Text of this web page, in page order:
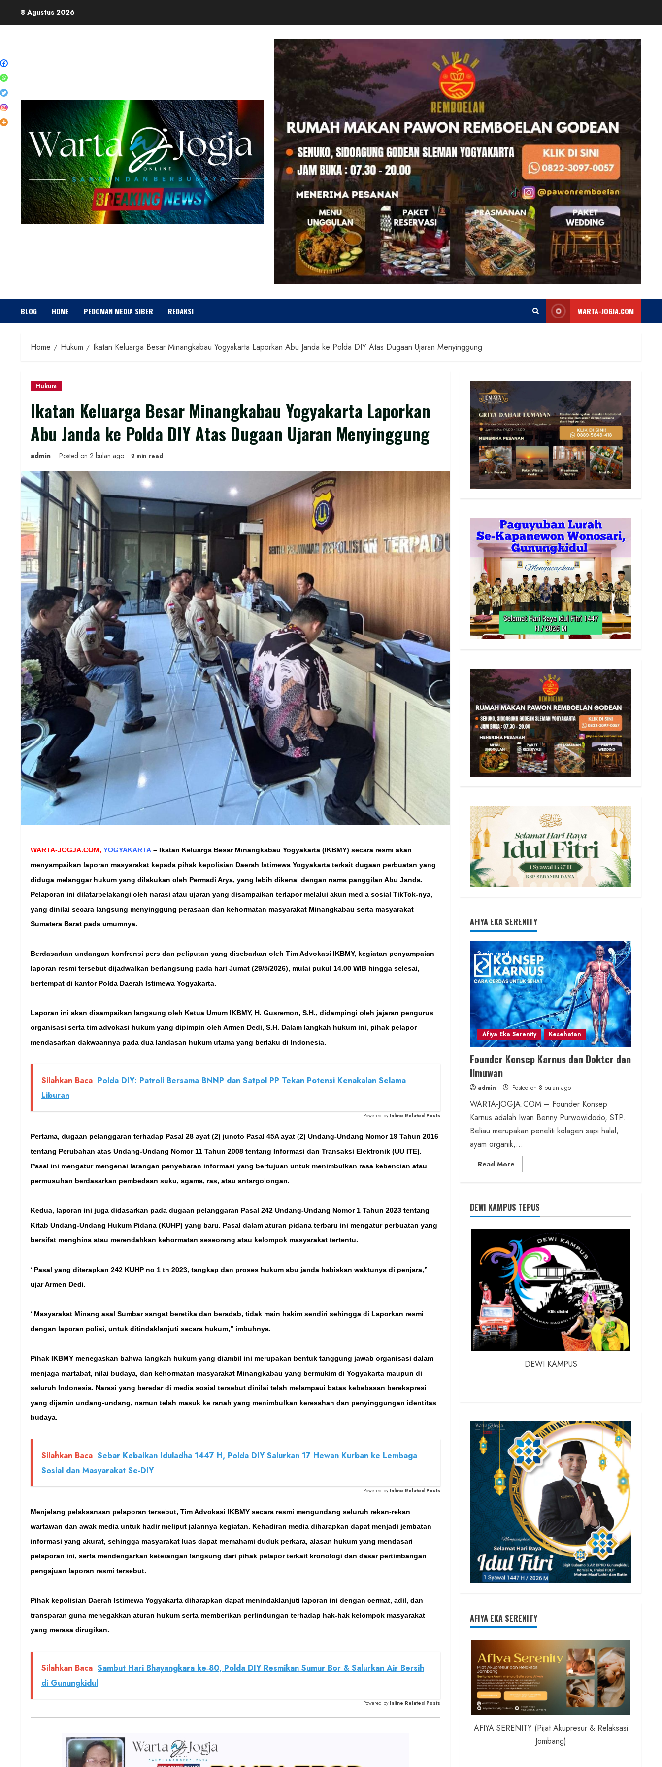
8 Agustus 2026
BLOG HOME PEDOMAN MEDIA SIBER REDAKSI WARTA-JOGJA.COM
Home Hukum Ikatan Keluarga Besar Minangkabau Yogyakarta Laporkan Abu Janda ke Polda DIY Atas Dugaan Ujaran Menyinggung
Hukum
Ikatan Keluarga Besar Minangkabau Yogyakarta Laporkan
Abu Janda ke Polda DIY Atas Dugaan Ujaran Menyinggung
admin Posted on 2 bulan ago 2 min read
WARTA-JOGJA.COM, YOGYAKARTA – Ikatan Keluarga Besar Minangkabau Yogyakarta (IKBMY) secara resmi akan
menyampaikan laporan masyarakat kepada pihak kepolisian Daerah Istimewa Yogyakarta terkait dugaan perbuatan yang
diduga melanggar hukum yang dilakukan oleh Permadi Arya, yang lebih dikenal dengan nama panggilan Abu Janda.
Pelaporan ini dilatarbelakangi oleh narasi atau ujaran yang disampaikan terlapor melalui akun media sosial TikTok-nya,
yang dinilai secara langsung menyinggung perasaan dan kehormatan masyarakat Minangkabau serta masyarakat
Sumatera Barat pada umumnya.
Berdasarkan undangan konfrensi pers dan peliputan yang disebarkan oleh Tim Advokasi IKBMY, kegiatan penyampaian
laporan resmi tersebut dijadwalkan berlangsung pada hari Jumat (29/5/2026), mulai pukul 14.00 WIB hingga selesai,
bertempat di kantor Polda Daerah Istimewa Yogyakarta.
Laporan ini akan disampaikan langsung oleh Ketua Umum IKBMY, H. Gusremon, S.H., didampingi oleh jajaran pengurus
organisasi serta tim advokasi hukum yang dipimpin oleh Armen Dedi, S.H. Dalam langkah hukum ini, pihak pelapor
mendasarkan dakwaannya pada dua landasan hukum utama yang berlaku di Indonesia.
Silahkan Baca Polda DIY: Patroli Bersama BNNP dan Satpol PP Tekan Potensi Kenakalan Selama
Liburan
Powered by Inline Related Posts
Pertama, dugaan pelanggaran terhadap Pasal 28 ayat (2) juncto Pasal 45A ayat (2) Undang-Undang Nomor 19 Tahun 2016
tentang Perubahan atas Undang-Undang Nomor 11 Tahun 2008 tentang Informasi dan Transaksi Elektronik (UU ITE).
Pasal ini mengatur mengenai larangan penyebaran informasi yang bertujuan untuk menimbulkan rasa kebencian atau
permusuhan berdasarkan pembedaan suku, agama, ras, atau antargolongan.
Kedua, laporan ini juga didasarkan pada dugaan pelanggaran Pasal 242 Undang-Undang Nomor 1 Tahun 2023 tentang
Kitab Undang-Undang Hukum Pidana (KUHP) yang baru. Pasal dalam aturan pidana terbaru ini mengatur perbuatan yang
bersifat menghina atau merendahkan kehormatan seseorang atau kelompok masyarakat tertentu.
“Pasal yang diterapkan 242 KUHP no 1 th 2023, tangkap dan proses hukum abu janda habiskan waktunya di penjara,”
ujar Armen Dedi.
“Masyarakat Minang asal Sumbar sangat beretika dan beradab, tidak main hakim sendiri sehingga di Laporkan resmi
dengan laporan polisi, untuk ditindaklanjuti secara hukum,” imbuhnya.
Pihak IKBMY menegaskan bahwa langkah hukum yang diambil ini merupakan bentuk tanggung jawab organisasi dalam
menjaga martabat, nilai budaya, dan kehormatan masyarakat Minangkabau yang bermukim di Yogyakarta maupun di
seluruh Indonesia. Narasi yang beredar di media sosial tersebut dinilai telah melampaui batas kebebasan berekspresi
yang dijamin undang-undang, namun telah masuk ke ranah yang menimbulkan keresahan dan penyinggungan identitas
budaya.
Silahkan Baca Sebar Kebaikan Iduladha 1447 H, Polda DIY Salurkan 17 Hewan Kurban ke Lembaga
Sosial dan Masyarakat Se-DIY
Powered by Inline Related Posts
Menjelang pelaksanaan pelaporan tersebut, Tim Advokasi IKBMY secara resmi mengundang seluruh rekan-rekan
wartawan dan awak media untuk hadir meliput jalannya kegiatan. Kehadiran media diharapkan dapat menjadi jembatan
informasi yang akurat, sehingga masyarakat luas dapat memahami duduk perkara, alasan hukum yang mendasari
pelaporan ini, serta mendengarkan keterangan langsung dari pihak pelapor terkait kronologi dan dasar pertimbangan
pengajuan laporan resmi tersebut.
Pihak kepolisian Daerah Istimewa Yogyakarta diharapkan dapat menindaklanjuti laporan ini dengan cermat, adil, dan
transparan guna menegakkan aturan hukum serta memberikan perlindungan terhadap hak-hak kelompok masyarakat
yang merasa dirugikan.
Silahkan Baca Sambut Hari Bhayangkara ke‑80, Polda DIY Resmikan Sumur Bor & Salurkan Air Bersih
di Gunungkidul
Powered by Inline Related Posts
AFIYA EKA SERENITY
2 min read
Afiya Eka Serenity Kesehatan
Founder Konsep Karnus dan Dokter dan
Ilmuwan
admin Posted on 8 bulan ago
WARTA-JOGJA.COM – Founder Konsep
Karnus adalah Iwan Benny Purwowidodo, STP.
Beliau merupakan peneliti kolagen sapi halal,
ayam organik,...
Read More
more
dan
Dokter
dan
DEWI KAMPUS TEPUS
DEWI KAMPUS
AFIYA EKA SERENITY
AFIYA SERENITY (Pijat Akupresur & Relaksasi
Jombang)